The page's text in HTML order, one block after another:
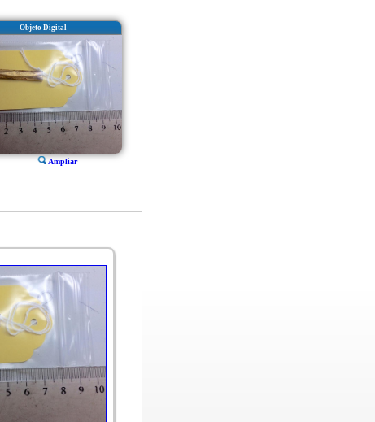
Objeto Digital
Ampliar